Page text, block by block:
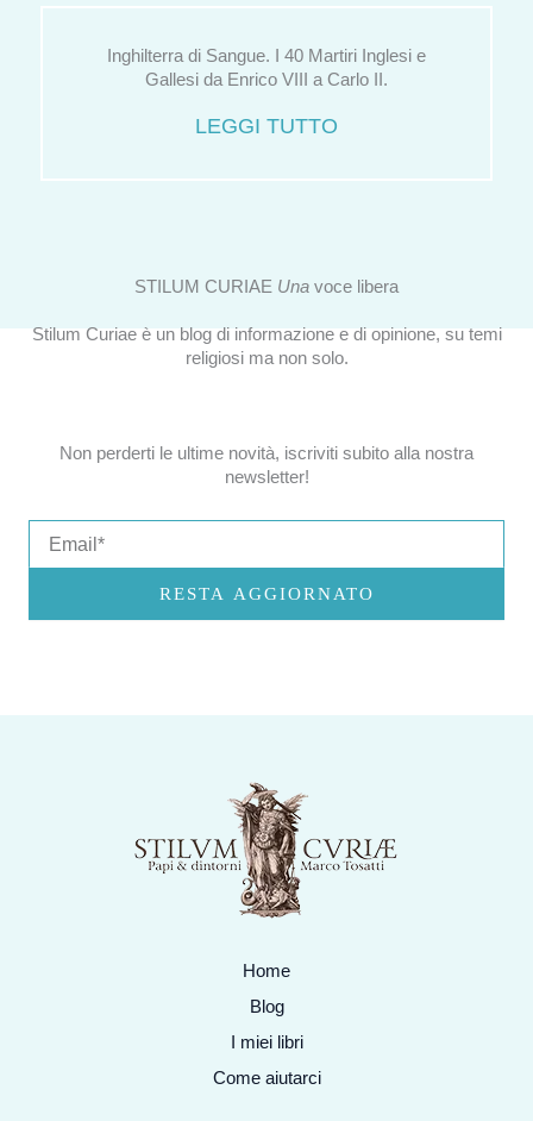
Inghilterra di Sangue. I 40 Martiri Inglesi e
Gallesi da Enrico VIII a Carlo II.
LEGGI TUTTO
STILUM CURIAE Una voce libera
Stilum Curiae è un blog di informazione e di opinione, su temi
religiosi ma non solo.
Non perderti le ultime novità, iscriviti subito alla nostra
newsletter!
RESTA AGGIORNATO
Home
Blog
I miei libri
Come aiutarci